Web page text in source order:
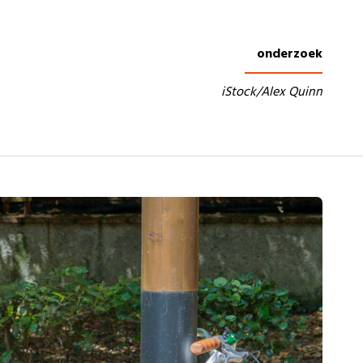
onderzoek
iStock/Alex Quinn